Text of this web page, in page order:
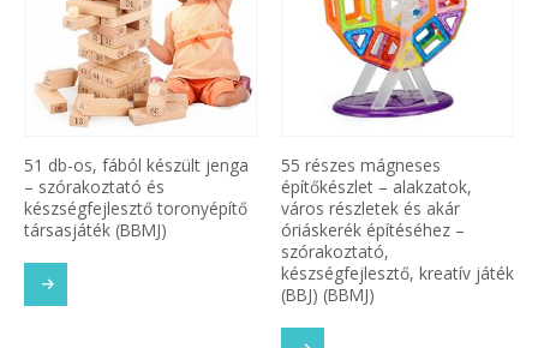
51 db-os, fából készült jenga
– szórakoztató és
készségfejlesztő toronyépítő
társasjáték (BBMJ)
55 részes mágneses
építőkészlet – alakzatok,
város részletek és akár
óriáskerék építéséhez –
szórakoztató,
készségfejlesztő, kreatív játék
(BBJ) (BBMJ)